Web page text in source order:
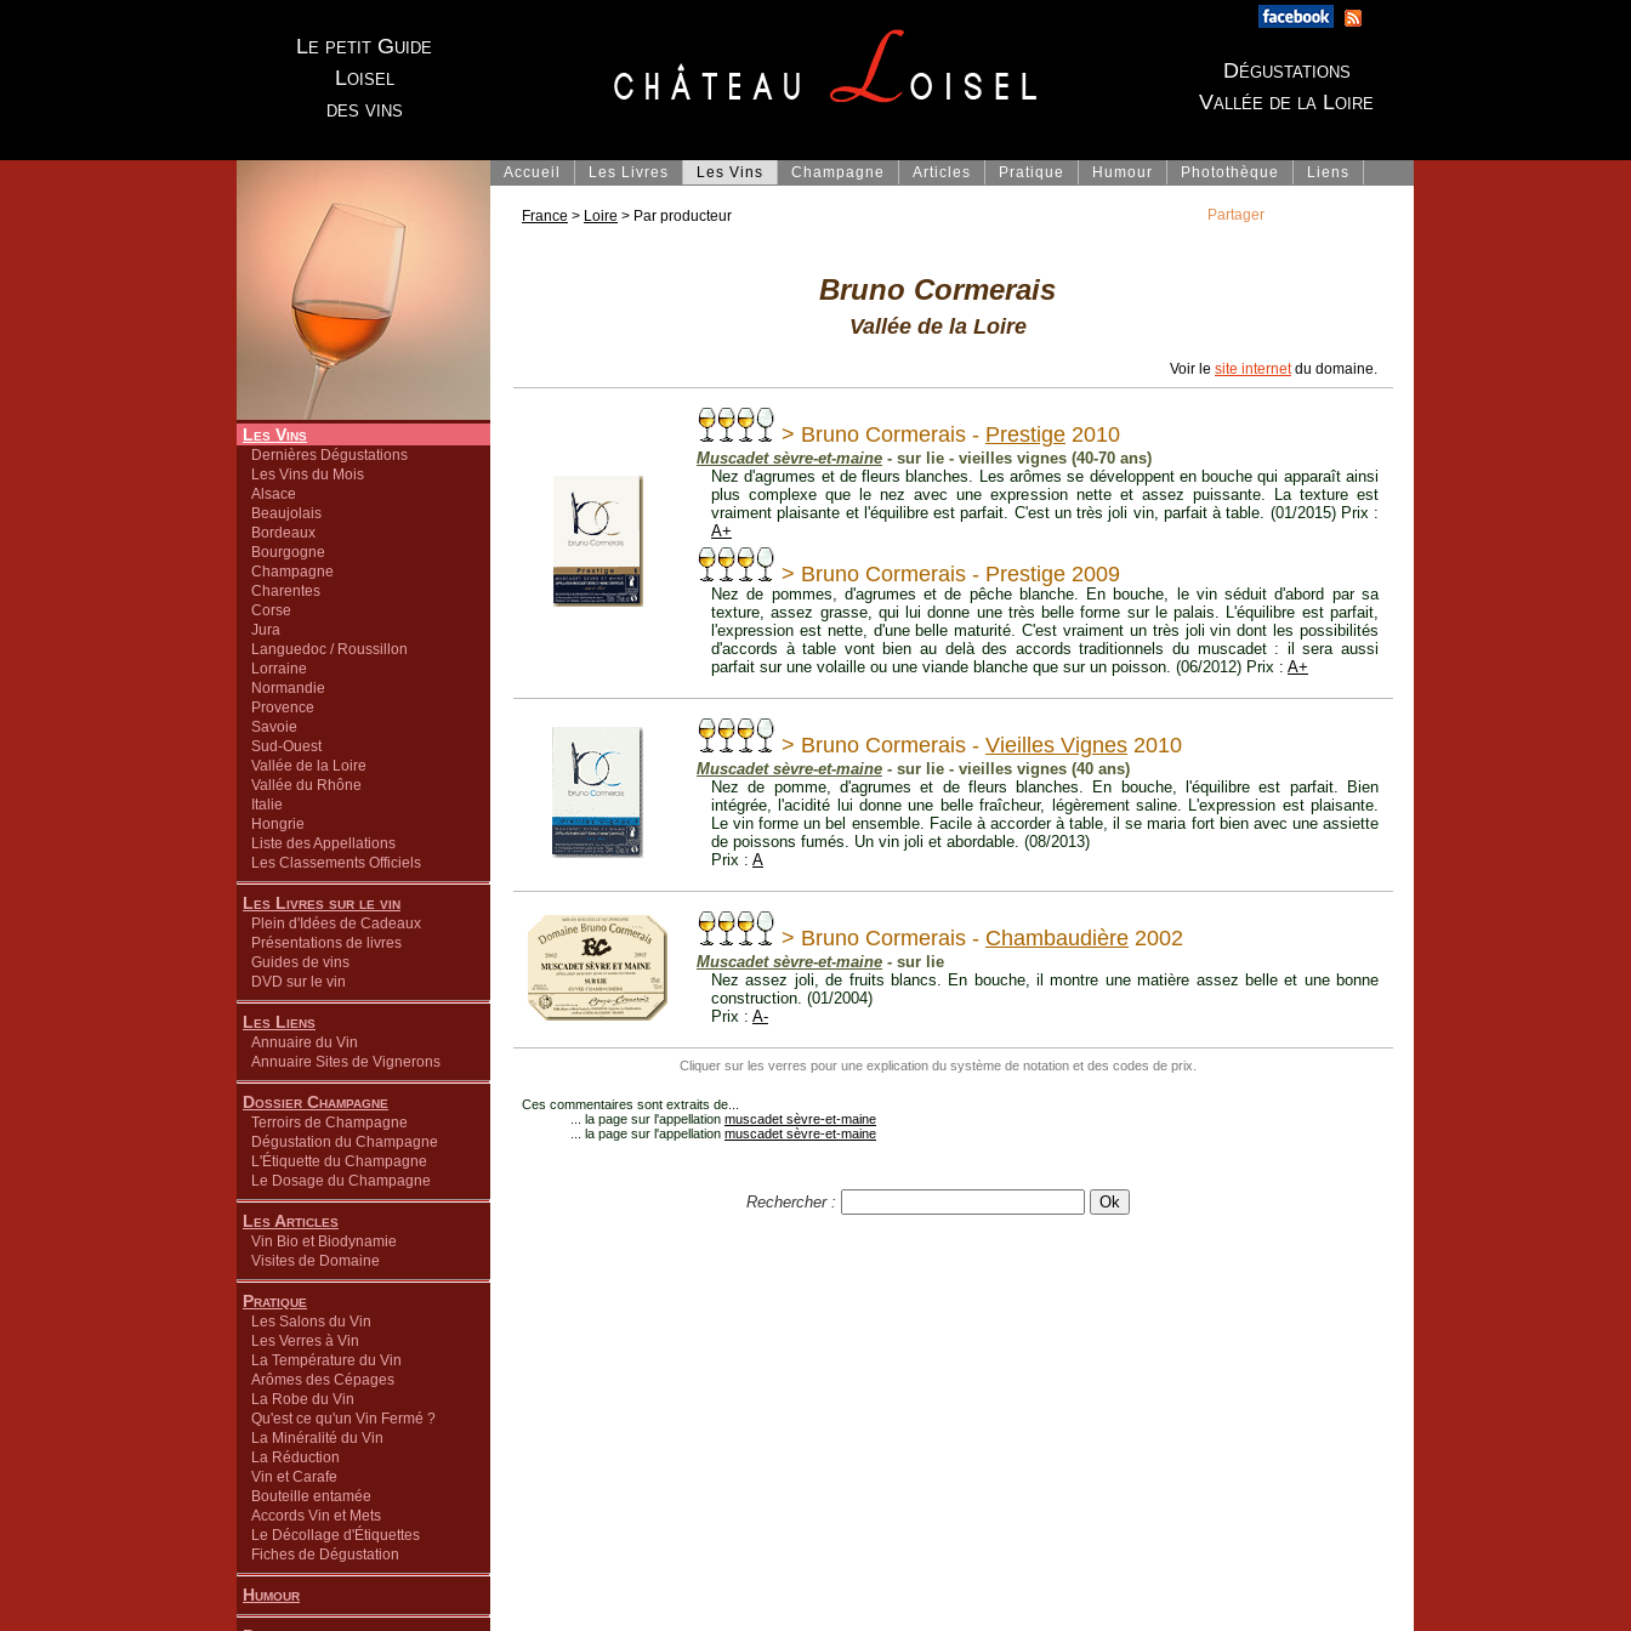
Le petit Guide
Loisel
des vins
Dégustations
Vallée de la Loire
Les Vins
Dernières Dégustations
Les Vins du Mois
Alsace
Beaujolais
Bordeaux
Bourgogne
Champagne
Charentes
Corse
Jura
Languedoc / Roussillon
Lorraine
Normandie
Provence
Savoie
Sud-Ouest
Vallée de la Loire
Vallée du Rhône
Italie
Hongrie
Liste des Appellations
Les Classements Officiels
Les Livres sur le vin
Plein d'Idées de Cadeaux
Présentations de livres
Guides de vins
DVD sur le vin
Les Liens
Annuaire du Vin
Annuaire Sites de Vignerons
Dossier Champagne
Terroirs de Champagne
Dégustation du Champagne
L'Étiquette du Champagne
Le Dosage du Champagne
Les Articles
Vin Bio et Biodynamie
Visites de Domaine
Pratique
Les Salons du Vin
Les Verres à Vin
La Température du Vin
Arômes des Cépages
La Robe du Vin
Qu'est ce qu'un Vin Fermé ?
La Minéralité du Vin
La Réduction
Vin et Carafe
Bouteille entamée
Accords Vin et Mets
Le Décollage d'Étiquettes
Fiches de Dégustation
Humour
Accueil Les Livres Les Vins Champagne Articles Pratique Humour Photothèque Liens
France > Loire > Par producteur
Bruno Cormerais
Vallée de la Loire
Voir le site internetdu domaine.
> Bruno Cormerais - Prestige 2010
Muscadet sèvre-et-maine - sur lie - vieilles vignes (40-70 ans)
Nez d'agrumes et de fleurs blanches. Les arômes se développent en bouche qui apparaît ainsi
plus complexe que le nez avec une expression nette et assez puissante. La texture est
vraiment plaisante et l'équilibre est parfait. C'est un très joli vin, parfait à table. (01/2015) Prix :
A+
> Bruno Cormerais - Prestige 2009
Nez de pommes, d'agrumes et de pêche blanche. En bouche, le vin séduit d'abord par sa
texture, assez grasse, qui lui donne une très belle forme sur le palais. L'équilibre est parfait,
l'expression est nette, d'une belle maturité. C'est vraiment un très joli vin dont les possibilités
d'accords à table vont bien au delà des accords traditionnels du muscadet : il sera aussi
parfait sur une volaille ou une viande blanche que sur un poisson. (06/2012) Prix : A+
> Bruno Cormerais - Vieilles Vignes 2010
Muscadet sèvre-et-maine - sur lie - vieilles vignes (40 ans)
Nez de pomme, d'agrumes et de fleurs blanches. En bouche, l'équilibre est parfait. Bien
intégrée, l'acidité lui donne une belle fraîcheur, légèrement saline. L'expression est plaisante.
Le vin forme un bel ensemble. Facile à accorder à table, il se maria fort bien avec une assiette
de poissons fumés. Un vin joli et abordable. (08/2013)
Prix : A
> Bruno Cormerais - Chambaudière 2002
Muscadet sèvre-et-maine - sur lie
Nez assez joli, de fruits blancs. En bouche, il montre une matière assez belle et une bonne
construction. (01/2004)
Prix : A-
Cliquer sur les verres pour une explication du système de notation et des codes de prix.
Ces commentaires sont extraits de...
... la page sur l'appellation muscadet sèvre-et-maine
... la page sur l'appellation muscadet sèvre-et-maine
Rechercher :
Partager